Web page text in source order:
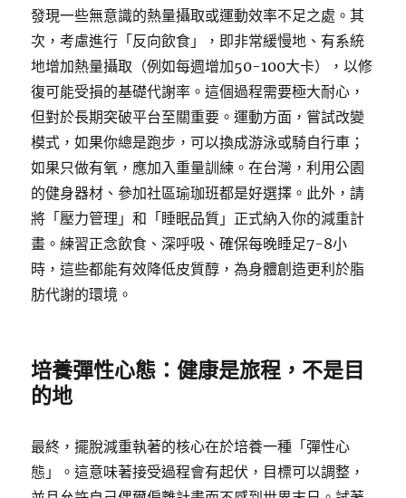
發現一些無意識的熱量攝取或運動效率不足之處。其
次，考慮進行「反向飲食」，即非常緩慢地、有系統
地增加熱量攝取（例如每週增加50-100大卡），以修
復可能受損的基礎代謝率。這個過程需要極大耐心，
但對於長期突破平台至關重要。運動方面，嘗試改變
模式，如果你總是跑步，可以換成游泳或騎自行車；
如果只做有氧，應加入重量訓練。在台灣，利用公園
的健身器材、參加社區瑜珈班都是好選擇。此外，請
將「壓力管理」和「睡眠品質」正式納入你的減重計
畫。練習正念飲食、深呼吸、確保每晚睡足7-8小
時，這些都能有效降低皮質醇，為身體創造更利於脂
肪代謝的環境。
培養彈性心態：健康是旅程，不是目
的地
最終，擺脫減重執著的核心在於培養一種「彈性心
態」。這意味著接受過程會有起伏，目標可以調整，